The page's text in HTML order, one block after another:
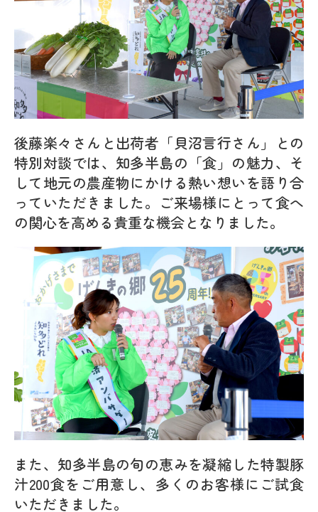
後藤楽々さんと出荷者「 貝沼言行さん」
との
特別対談では、知多半島の「食」の魅力、そ
して地元の農産物にかける熱い想いを語り合
っていただきました。ご来場様にとって食へ
の関心を高める貴重な機会となりました。
また、知多半島の旬の恵みを凝縮した特製豚
汁200食をご用意し、多くのお客様にご試食
いただきました。